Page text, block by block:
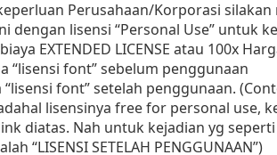
Perusahaan/Korporasi silakan
dengan lisensi “Personal Use” untuk
EXTENDED LICENSE atau 100x
“lisensi font” sebelum penggunaan
“lisensi font” setelah penggunaan.
lisensinya free for personal use,
diatas. Nah untuk kejadian yg seperti
“LISENSI SETELAH PENGGUNAAN”)